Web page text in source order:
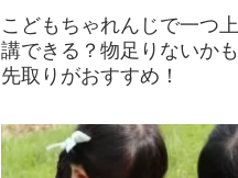
こどもちゃれんじで一つ
講できる？物足りないか
先取りがおすすめ！